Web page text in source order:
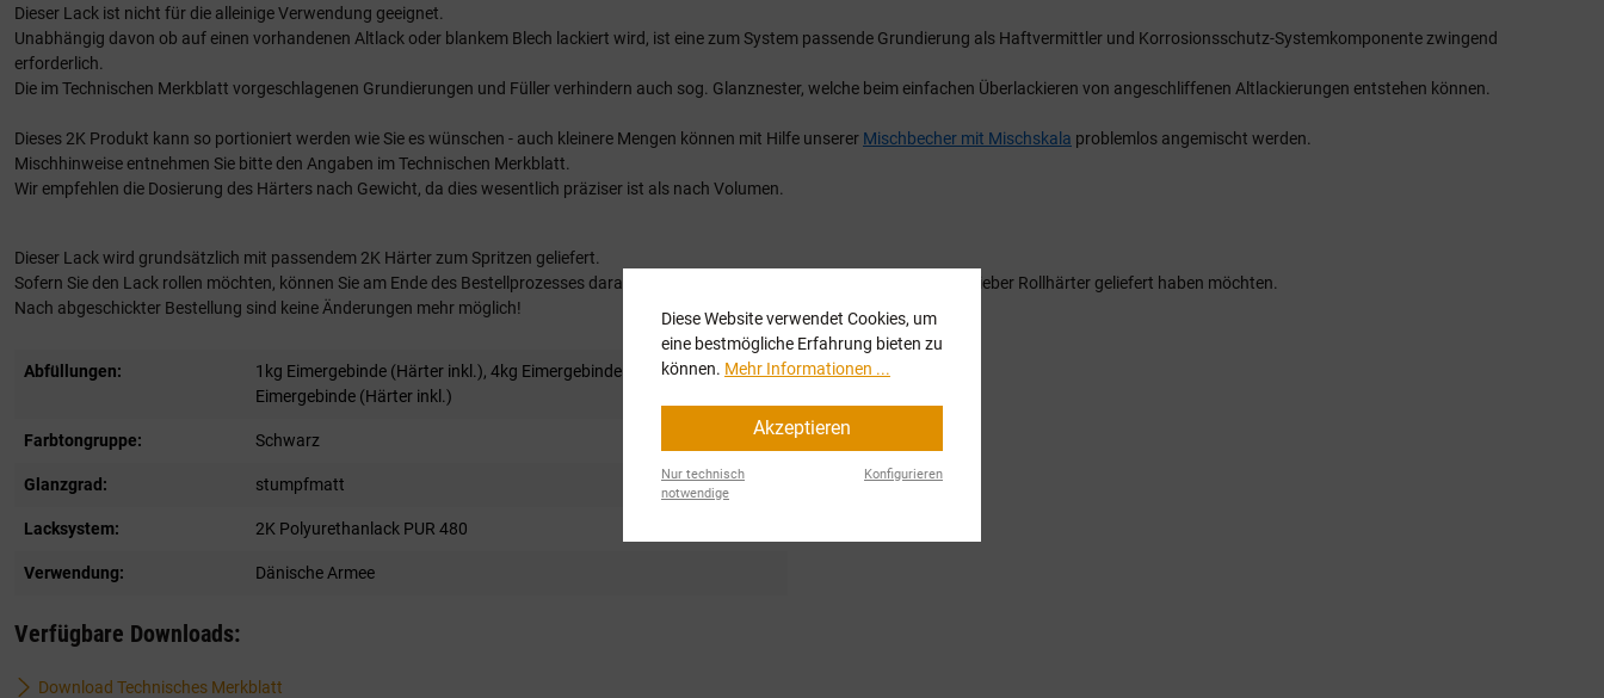
Dieser Lack ist nicht für die alleinige Verwendung geeignet.
Unabhängig davon ob auf einen vorhandenen Altlack oder blankem Blech lackiert wird, ist eine zum System passende Grundierung als Haftvermittler und Korrosionsschutz-Systemkomponente zwingend
erforderlich.
Die im Technischen Merkblatt vorgeschlagenen Grundierungen und Füller verhindern auch sog. Glanznester, welche beim einfachen Überlackieren von angeschliffenen Altlackierungen entstehen können.
Dieses 2K Produkt kann so portioniert werden wie Sie es wünschen - auch kleinere Mengen können mit Hilfe unserer Mischbecher mit Mischskala problemlos angemischt werden.
Mischhinweise entnehmen Sie bitte den Angaben im Technischen Merkblatt.
Wir empfehlen die Dosierung des Härters nach Gewicht, da dies wesentlich präziser ist als nach Volumen.
Dieser Lack wird grundsätzlich mit passendem 2K Härter zum Spritzen geliefert.
Sofern Sie den Lack rollen möchten, können Sie am Ende des Bestellprozesses darauf hinweisen dass Sie anstelle des Spritzhärters lieber Rollhärter geliefert haben möchten.
Nach abgeschickter Bestellung sind keine Änderungen mehr möglich!
Abfüllungen: 1kg Eimergebinde (Härter inkl.), 4kg Eimergebinde (Härter inkl.), 6kg
Eimergebinde (Härter inkl.)
Farbtongruppe: Schwarz
Glanzgrad: stumpfmatt
Lacksystem: 2K Polyurethanlack PUR 480
Verwendung: Dänische Armee
Verfügbare Downloads:
Download Technisches Merkblatt
Diese Website verwendet Cookies, um
eine bestmögliche Erfahrung bieten zu
können. Mehr Informationen ...
Akzeptieren
Nur technisch
notwendige
Konfigurieren